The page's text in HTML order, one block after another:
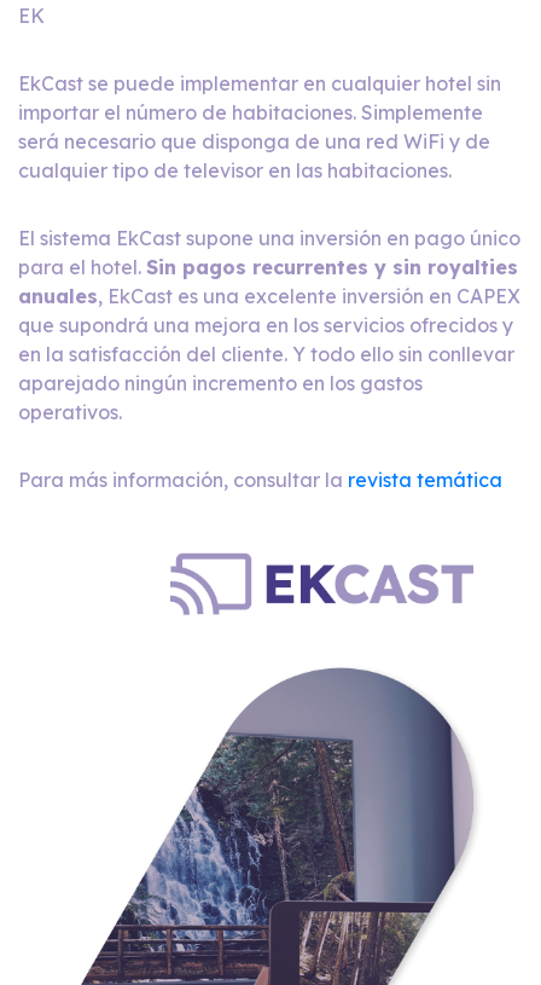
EK
EkCast se puede implementar en cualquier hotel sin
importar el número de habitaciones. Simplemente
será necesario que disponga de una red WiFi y de
cualquier tipo de televisor en las habitaciones.
El sistema EkCast supone una inversión en pago único
para el hotel. Sin pagos recurrentes y sin royalties
anuales, EkCast es una excelente inversión en CAPEX
que supondrá una mejora en los servicios ofrecidos y
en la satisfacción del cliente. Y todo ello sin conllevar
aparejado ningún incremento en los gastos
operativos.
Para más información, consultar la revista temática